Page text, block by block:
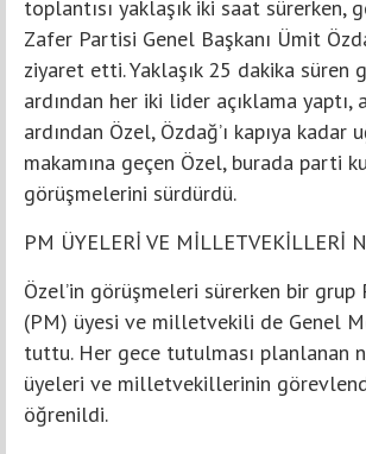
toplantısı yaklaşık iki saat sürerken,
Zafer Partisi Genel Başkanı Ümit
ziyaret etti. Yaklaşık 25 dakika süren
ardından her iki lider açıklama yaptı,
ardından Özel, Özdağ’ı kapıya kadar
makamına geçen Özel, burada parti
görüşmelerini sürdürdü.
PM ÜYELERİ VE MİLLETVEKİLLERİ
Özel’in görüşmeleri sürerken bir
(PM) üyesi ve milletvekili de Genel
tuttu. Her gece tutulması planlanan
üyeleri ve milletvekillerinin
öğrenildi.